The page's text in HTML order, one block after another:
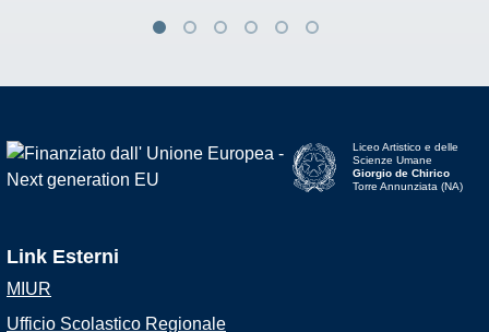
Liceo Artistico e delle
Scienze Umane
Giorgio de Chirico
Torre Annunziata (NA)
Link Esterni
MIUR
Ufficio Scolastico Regionale